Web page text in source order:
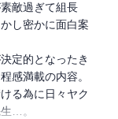
敵過ぎて組長
し密かに面白案
定的となったき
感満載の内容。
る為に日々ヤク
…。